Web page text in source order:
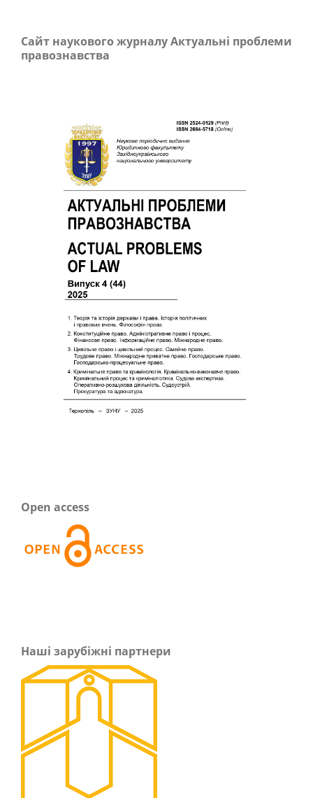
Сайт наукового журналу Актуальні проблеми
правознавства
Open access
Наші зарубіжні партнери